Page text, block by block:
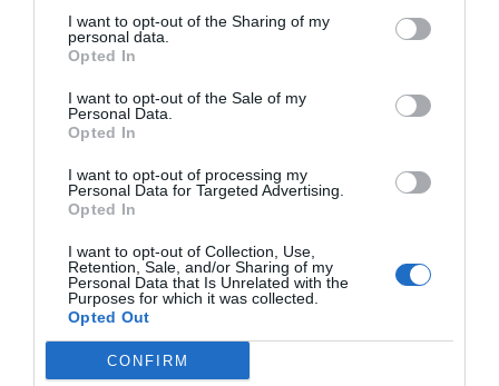
I want to opt-out of the Sharing of my
personal data.
Opted In
I want to opt-out of the Sale of my
Personal Data.
Opted In
I want to opt-out of processing my
Personal Data for Targeted Advertising.
Opted In
I want to opt-out of Collection, Use,
Retention, Sale, and/or Sharing of my
Personal Data that Is Unrelated with the
Purposes for which it was collected.
Opted Out
CONFIRM
Pasta med kassler, purjolök och broccoli
och purjolök med sås av grädde och crème fraiche...